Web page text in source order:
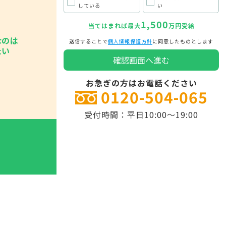
は
している
い
当てはまれば最大1,500万円受給
送信することで個人情報保護方針に同意したものとします
お急ぎの方はお電話ください
0120-504-065
受付時間：平日10:00～19:00